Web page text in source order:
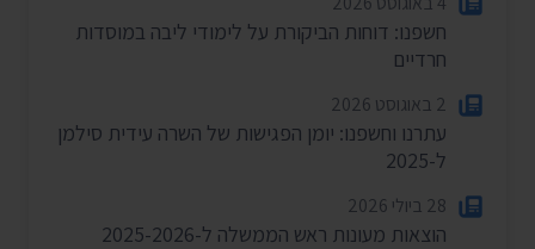
חשפנו: דוחות הביקורת על לימודי ליבה במוסדות
חרדיים
2 באוגוסט 2026
עתרנו וחשפנו: יומן הפגישות של השרה עידית סילמן
ל-2025
28 ביולי 2026
הוצאות מעונות ראש הממשלה ל-2025-2026